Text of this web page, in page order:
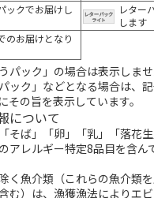
ックでお届けし
レター
します
のお届けとなり
パック」の場合は表示しま
ック」などとなる場合は、
その旨を表示しています。
について
そば」「卵」「乳」「落花
アレルギー特定8品目を含ん
く魚介類（これらの魚介類
む）は、漁獲漁法によりエ